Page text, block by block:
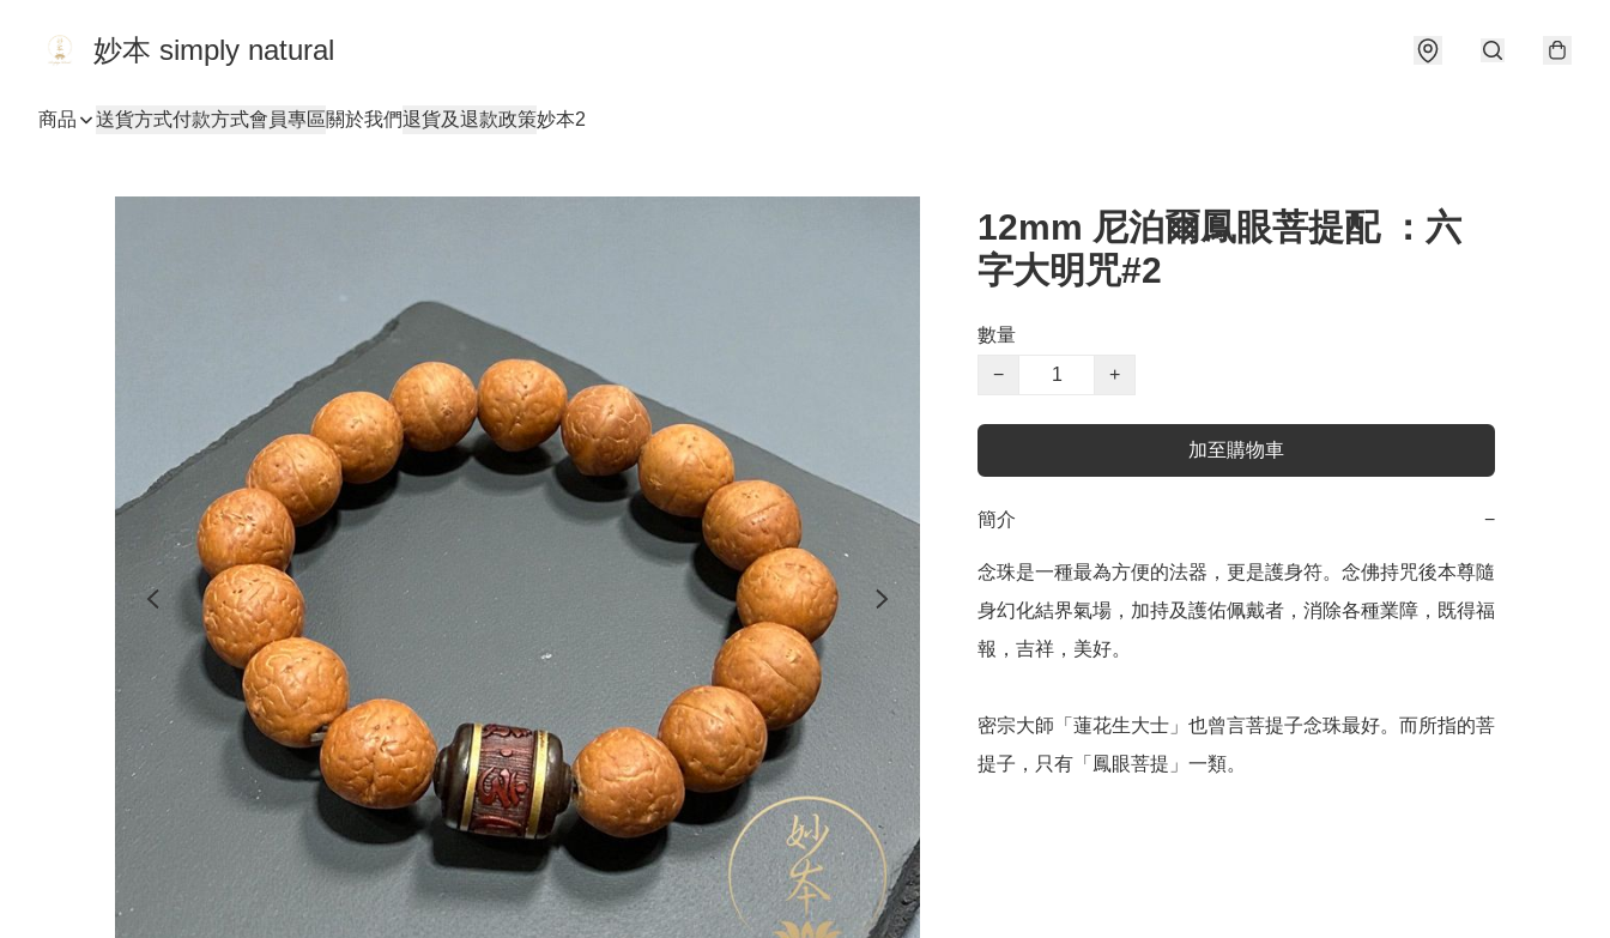
妙本 simply natural
商品 送貨方式付款方式會員專區關於我們退貨及退款政策妙本2
12mm 尼泊爾鳳眼菩提配 ：六
字大明咒#2
數量
−
+
加至購物車
簡介 −
念珠是一種最為方便的法器，更是護身符。念佛持咒後本尊隨
身幻化結界氣場，加持及護佑佩戴者，消除各種業障，既得福
報，吉祥，美好。
密宗大師「蓮花生大士」也曾言菩提子念珠最好。而所指的菩
提子，只有「鳳眼菩提」一類。